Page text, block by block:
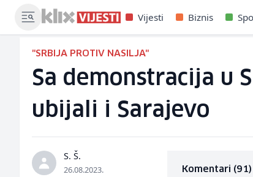
Vijesti Biznis
"SRBIJA PROTIV NASILJA"
Sa demonstracija u
ubijali i Sarajevo
S. Š.
26.08.2023. Komentari (91)